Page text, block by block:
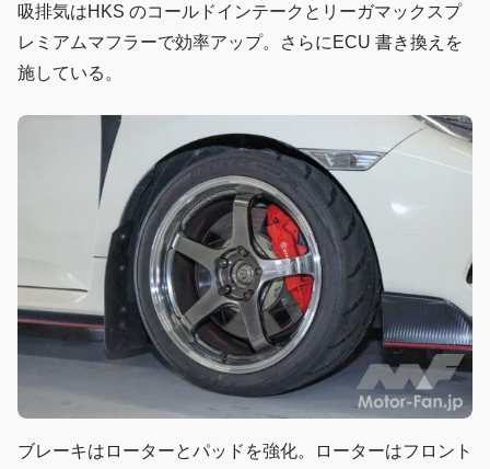
吸排気はHKS のコールドインテークとリーガマックスプ
レミアムマフラーで効率アップ。さらにECU 書き換えを
施している。
ブレーキはローターとパッドを強化。ローターはフロント